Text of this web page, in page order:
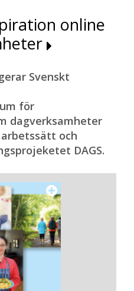
online
Svenskt
för
dagverksamheter
och
DAGS.